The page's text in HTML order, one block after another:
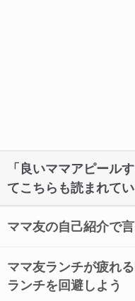
「良いママアピール
てこちらも読まれて
ママ友の自己紹介で
ママ友ランチが疲れ
ランチを回避しよう